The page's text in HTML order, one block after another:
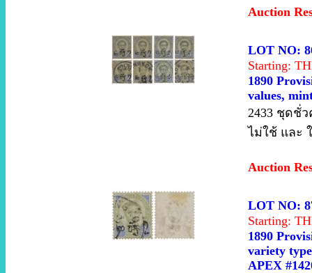
Auction
LOT NO:
Starting:
1890
values,
2433 ชุดชั่ว
ไม่ใช้ และ
Auction
LOT NO:
Starting:
1890
variety
APEX